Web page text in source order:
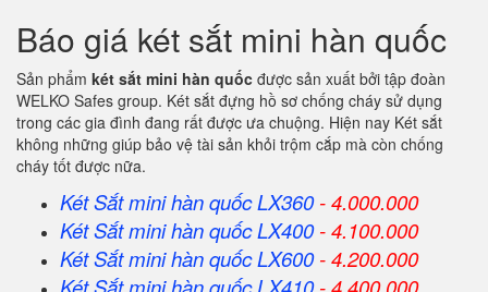
Báo giá két sắt mini hàn quốc
Sản phẩm két sắt mini hàn quốc được sản xuất bởi tập đoàn
WELKO Safes group. Két sắt đựng hồ sơ chống cháy sử dụng
trong các gia đình đang rất được ưa chuộng. Hiện nay Két sắt
không những giúp bảo vệ tài sản khỏi trộm cắp mà còn chống
cháy tốt được nữa.
Két Sắt mini hàn quốc LX360- 4.000.000
Két Sắtmini hàn quốcLX400- 4.100.000
Két Sắtmini hàn quốcLX600- 4.200.000